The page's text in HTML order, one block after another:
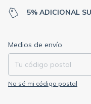
5% ADICIONAL
Entregas para el CP:
Medios de envío
No sé mi código postal